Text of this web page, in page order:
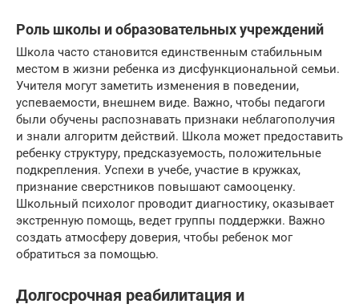
Роль школы и образовательных учреждений
Школа часто становится единственным стабильным
местом в жизни ребенка из дисфункциональной семьи.
Учителя могут заметить изменения в поведении,
успеваемости, внешнем виде. Важно, чтобы педагоги
были обучены распознавать признаки неблагополучия
и знали алгоритм действий. Школа может предоставить
ребенку структуру, предсказуемость, положительные
подкрепления. Успехи в учебе, участие в кружках,
признание сверстников повышают самооценку.
Школьный психолог проводит диагностику, оказывает
экстренную помощь, ведет группы поддержки. Важно
создать атмосферу доверия, чтобы ребенок мог
обратиться за помощью.
Долгосрочная реабилитация и